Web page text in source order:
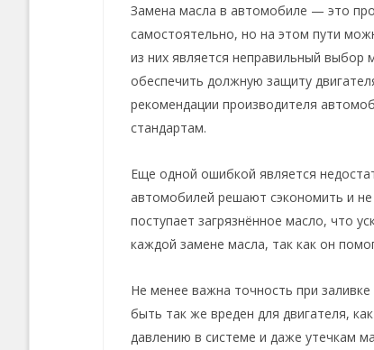
Замена масла в автомобиле — это
самостоятельно, но на этом пути
из них является неправильный
обеспечить должную защиту
рекомендации производителя
стандартам.
Еще одной ошибкой является
автомобилей решают сэкономить и
поступает загрязнённое масло, что
каждой замене масла, так как он
Не менее важна точность при
быть так же вреден для двигателя,
давлению в системе и даже утечкам